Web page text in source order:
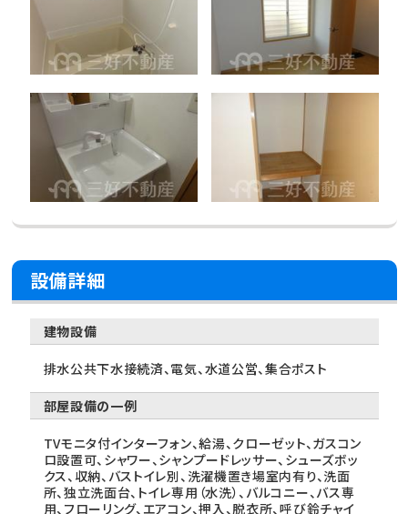
設備詳細
建物設備
排水公共下水接続済、電気、水道公営、集合ポスト
部屋設備の一例
TVモニタ付インターフォン、給湯、クローゼット、ガスコン
ロ設置可、シャワー、シャンプードレッサー、シューズボッ
クス、収納、バストイレ別、洗濯機置き場室内有り、洗面
所、独立洗面台、トイレ専用（水洗）、バルコニー、バス専
用、フローリング、エアコン、押入、脱衣所、呼び鈴チャイ